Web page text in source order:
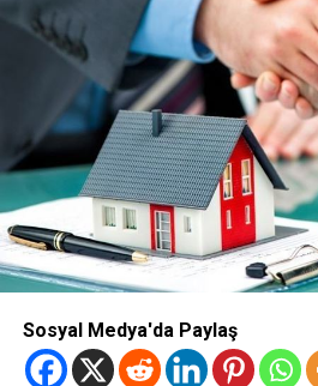
Sosyal Medya'da Paylaş